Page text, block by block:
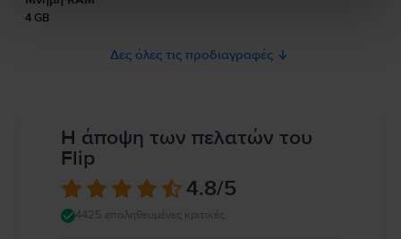
4 GB
Δες όλες τις προδιαγραφές
Η άποψη των πελατών του
Flip
4.8/5
4425 επαληθευμένες κριτικές